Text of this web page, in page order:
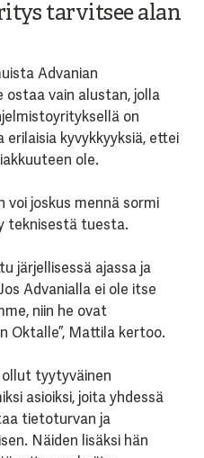
tarvitsee alan
Advanian
ostaa vain alustan, jolla
on
erilaisia kyvykkyyksiä, ettei
ole.
voi joskus mennä sormi
teknisestä tuesta.
järjellisessä ajassa ja
Advanialla ei ole itse
niin he ovat
Oktalle”, Mattila kertoo.
ollut tyytyväinen
asioiksi, joita yhdessä
tietoturvan ja
Näiden lisäksi hän